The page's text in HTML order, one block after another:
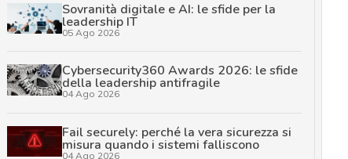
Sovranità digitale e AI: le sfide per la
leadership IT
05 Ago 2026
Cybersecurity360 Awards 2026: le sfide
della leadership antifragile
04 Ago 2026
Fail securely: perché la vera sicurezza si
misura quando i sistemi falliscono
04 Ago 2026